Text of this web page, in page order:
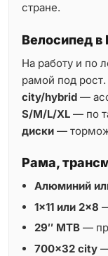
стране.
Велосипед
На работу и по
рамой под рост.
city/hybrid —
S/M/L/XL — по
диски —
Рама,
Алюминий
1×11 или 2×8
29″ MTB —
700×32 city